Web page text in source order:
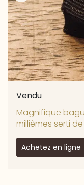
Vendu
Magnifique
millièmes serti
Achetez en ligne